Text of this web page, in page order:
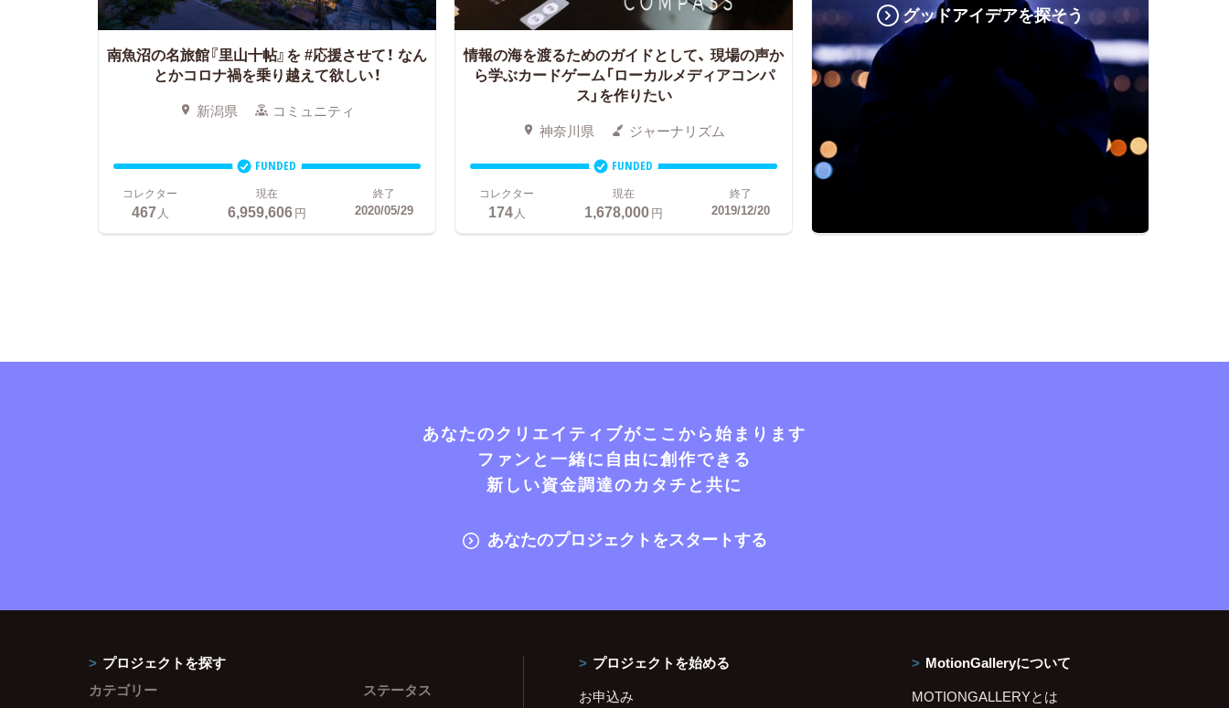
南魚沼の名旅館『里山十帖』を #応援させて！ なん
とかコロナ禍を乗り越えて欲しい！
新潟県 コミュニティ
FUNDED
コレクター
467人
現在
6,959,606円
終了
2020/05/29
情報の海を渡るためのガイドとして、 現場の声か
ら学ぶカードゲーム「ローカルメディアコンパ
ス」を作りたい
神奈川県 ジャーナリズム
FUNDED
コレクター
174人
現在
1,678,000円
終了
2019/12/20
グッドアイデアを探そう
あなたのクリエイティブがここから始まります
ファンと一緒に自由に創作できる
新しい資金調達のカタチと共に
あなたのプロジェクトをスタートする
プロジェクトを探す
カテゴリー
ステータス
プロジェクトを始める
お申込み
MotionGalleryについて
MOTIONGALLERYとは